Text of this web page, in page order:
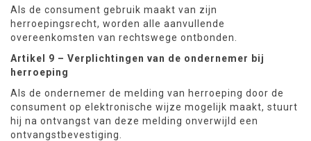
Als de consument gebruik maakt van zijn
herroepingsrecht, worden alle aanvullende
overeenkomsten van rechtswege ontbonden.
Artikel 9 – Verplichtingen van de ondernemer bij
herroeping
Als de ondernemer de melding van herroeping door de
consument op elektronische wijze mogelijk maakt, stuurt
hij na ontvangst van deze melding onverwijld een
ontvangstbevestiging.